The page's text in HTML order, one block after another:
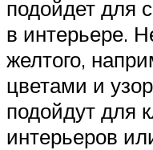
подойдет для
в интерьере.
желтого,
цветами и
подойдут для
интерьеров